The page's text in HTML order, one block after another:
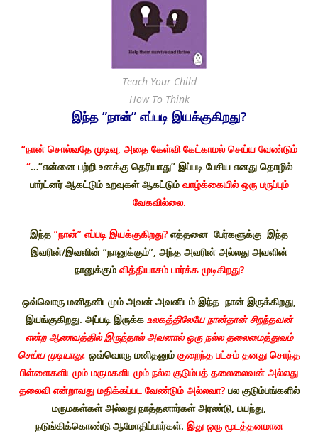
Teach Your Child
How To Think
இந்த ”நான்” எப்படி இயக்குகிறது?
“நான் சொல்வதே முடிவு, அதை கேள்வி கேட்காமல் செய்ய வேண்டும்
“…”என்னை பற்றி உனக்கு தெரியாது” இப்படி பேசிய எனது தொழில்
பார்ட்னர் ஆகட்டும் உறவுகள் ஆகட்டும் வாழ்க்கையில் ஒரு பருப்பும்
வேகவில்லை.
இந்த ”நான்” எப்படி இயக்குகிறது? எத்தனை பேர்களுக்கு இந்த
இவரின்/இவளின் “நானுக்கும்”, அந்த அவரின் அல்லது அவளின்
நானுக்கும் வித்தியாசம் பார்க்க முடிகிறது?
ஒவ்வொரு மனிதனிடமும் அவன் அவனிடம் இந்த நான் இருக்கிறது,
இயங்குகிறது. அப்படி இருக்க உலகத்திலேயே நான்தான் சிறந்தவன்
என்ற ஆணவத்தில் இருந்தால் அவனால் ஒரு நல்ல தலைமைத்துவம்
செய்ய முடியாது. ஒவ்வொரு மனிதனும் குறைந்த பட்சம் தனது சொந்த
பிள்ளைகளிடமும் மருமகளிடமும் நல்ல குடும்பத் தலைலைவன் அல்லது
தலைவி என்றாவது மதிக்கப்பட வேண்டும் அல்லவா?பல குடும்பங்களில்
மருமகள்கள் அல்லது நாத்தனார்கள் அரண்டு, பயந்து,
நடுங்கிக்கொண்டு ஆமோதிப்பார்கள். இது ஒரு மூடத்தனமான